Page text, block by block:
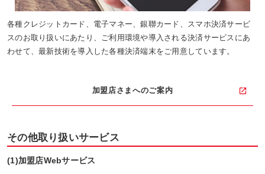
各種クレジットカード、電子マネー、銀聯カード、スマホ決済サービ
スのお取り扱いにあたり、ご利用環境や導入される決済サービスにあ
わせて、最新技術を導入した各種決済端末をご用意しています。
加盟店さまへのご案内
その他取り扱いサービス
(1)加盟店Webサービス